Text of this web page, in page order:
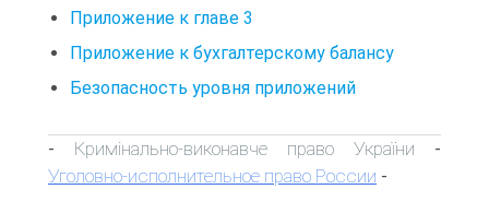
Приложение к главе 3
Приложение к бухгалтерскому балансу
Безопасность уровня приложений
- Кримінально-виконавче право України -
Уголовно-исполнительное право России -